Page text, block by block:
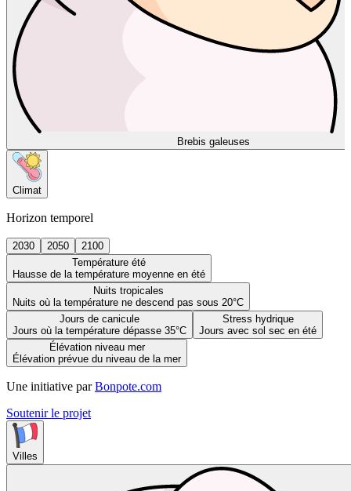
Brebis galeuses
Climat
Horizon temporel
2030 2050
2100
Température été
Hausse de la température moyenne en été
Nuits tropicales
Nuits où la température ne descend pas sous 20°C
Jours de canicule
Jours où la température dépasse 35°C
Stress hydrique
Jours avec sol sec en été
Élévation niveau mer
Élévation prévue du niveau de la mer
Une initiative par Bonpote.com
Soutenir le projet
Villes